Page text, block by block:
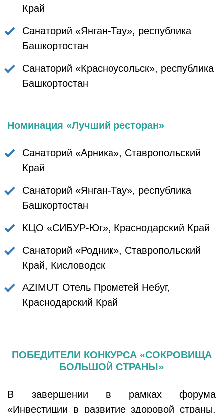
Край
Санаторий «Янган-Тау», республика
Башкортостан
Санаторий «Красноусольск», республика
Башкортостан
Номинация «Лучший ресторан»
Санаторий «Арника», Ставропольский
Край
Санаторий «Янган-Тау», республика
Башкортостан
КЦО «СИБУР-Юг», Краснодарский Край
Санаторий «Родник», Ставропольский
Край, Кисловодск
AZIMUT Отель Прометей Небуг,
Краснодарский Край
ПОБЕДИТЕЛИ КОНКУРСА «СОКРОВИЩА
БОЛЬШОЙ СТРАНЫ»
В завершении в рамках форума
«Инвестиции в развитие здоровой страны.